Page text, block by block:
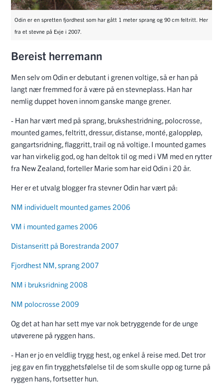
Odin er en spretten fjordhest som har gått 1 meter sprang og 90 cm feltritt. Her
fra et stevne på Evje i 2007.
Bereist herremann
Men selv om Odin er debutant i grenen voltige, så er han på
langt nær fremmed for å være på en stevneplass. Han har
nemlig duppet hoven innom ganske mange grener.
- Han har vært med på sprang, brukshestridning, polocrosse,
mounted games, feltritt, dressur, distanse, monté, galoppløp,
gangartsridning, flaggritt, trail og nå voltige. I mounted games
var han virkelig god, og han deltok til og med i VM med en rytter
fra New Zealand, forteller Marie som har eid Odin i 20 år.
Her er et utvalg blogger fra stevner Odin har vært på:
NM individuelt mounted games 2006
VM i mounted games 2006
Distanseritt på Borestranda 2007
Fjordhest NM, sprang 2007
NM i bruksridning 2008
NM polocrosse 2009
Og det at han har sett mye var nok betryggende for de unge
utøverene på ryggen hans.
- Han er jo en veldlig trygg hest, og enkel å reise med. Det tror
jeg gav en fin trygghetsfølelse til de som skulle opp og turne på
ryggen hans, fortsetter hun.